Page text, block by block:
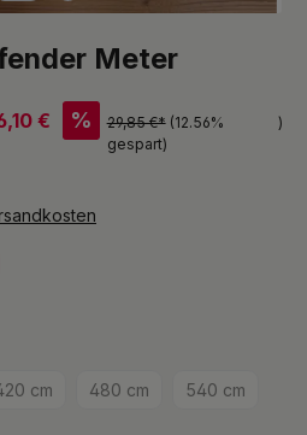
Meter
€
% 29,85 €* (12.56%
gespart)
)
nicht verfügbar.)
ist zurzeit nicht verfügbar.)
cm
(Diese Option ist zurzeit nicht
480 cm(Diese Option ist zurzeit
540 cm
(Diese